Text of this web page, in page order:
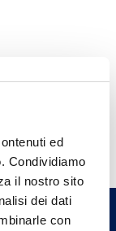
ed
Condividiamo
il nostro sito
dei dati
con
parla con